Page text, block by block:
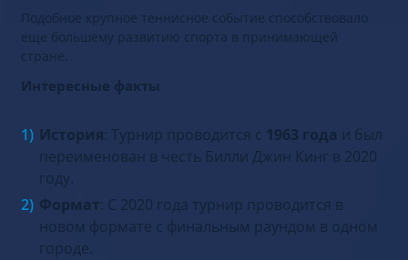
Подобное крупное теннисное событие способствовало
еще большему развитию спорта в принимающей
стране.
Интересные факты
История: Турнир проводится с 1963 года и был
переименован в честь Билли Джин Кинг в 2020
году.
Формат: С 2020 года турнир проводится в
новом формате с финальным раундом в одном
городе.